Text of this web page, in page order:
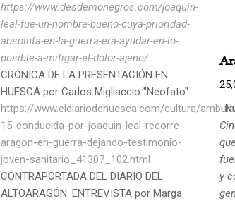
https://www.desdemonegros.com/joaquin-
leal-fue-un-hombre-bueno-cuya-prioridad-
absoluta-en-la-guerra-era-ayudar-en-lo-
posible-a-mitigar-el-dolor-ajeno/
CRÓNICA DE LA PRESENTACIÓN EN
HUESCA por Carlos Migliaccio "Neofato"
https://www.eldiariodehuesca.com/cultura/
15-conducida-por-joaquin-leal-recorre-
aragon-en-guerra-dejando-testimonio-
joven-sanitario_41307_102.html
CONTRAPORTADA DEL DIARIO DEL
ALTOARAGÓN. ENTREVISTA por Marga
y